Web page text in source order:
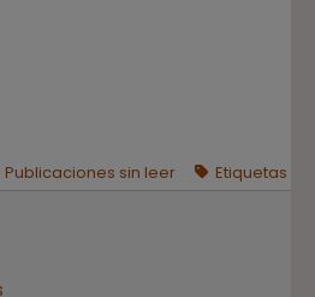
Publicaciones sin leer Etiquetas